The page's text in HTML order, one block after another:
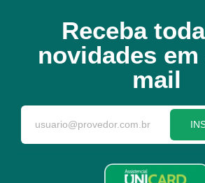
Receba
novidades em
mail